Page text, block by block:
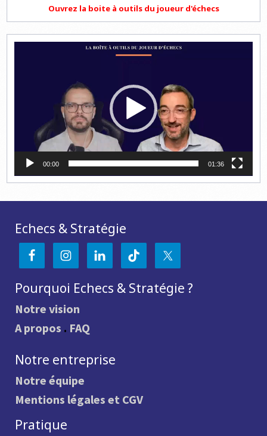
Ouvrez la boite à outils du joueur d'échecs
00:00 01:36
Echecs & Stratégie
Pourquoi Echecs & Stratégie ?
Notre vision
A propos . FAQ
Notre entreprise
Notre équipe
Mentions légales et CGV
Pratique